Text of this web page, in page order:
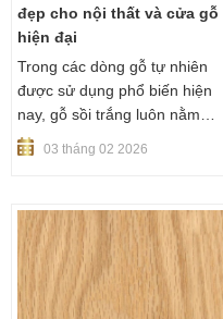
đẹp cho nội thất và cửa gỗ
hiện đại
Trong các dòng gỗ tự nhiên
được sử dụng phổ biến hiện
nay, gỗ sồi trắng luôn nằm
trong nhóm được khách hàng
năng ứng dụng linh hoạt. Từ
nhà phố, căn hộ cho đến các
công trình yêu cầu thẩm mỹ và
độ ổn định lâu dài, vật liệu này
đều đáp ứng tốt cả về công
03 tháng 02 2026